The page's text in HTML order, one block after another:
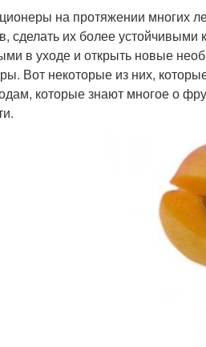
на протяжении многих
сделать их более
в уходе и открыть новые
Вот некоторые из них,
которые знают многое о